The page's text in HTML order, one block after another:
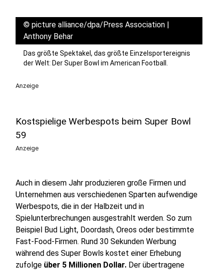
© picture alliance/dpa/Press Association |
Anthony Behar
Das größte Spektakel, das größte Einzelsportereignis
der Welt: Der Super Bowl im American Football.
Anzeige
Kostspielige Werbespots beim Super Bowl
59
Anzeige
Auch in diesem Jahr produzieren große Firmen und
Unternehmen aus verschiedenen Sparten aufwendige
Werbespots, die in der Halbzeit und in
Spielunterbrechungen ausgestrahlt werden. So zum
Beispiel Bud Light, Doordash, Oreos oder bestimmte
Fast-Food-Firmen. Rund 30 Sekunden Werbung
während des Super Bowls kostet einer Erhebung
zufolge über 5 Millionen Dollar. Der übertragene